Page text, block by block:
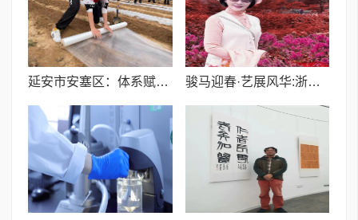
延安市安塞区：体系赋能映初心 志愿服务惠民生 骏马迎春·艺展风华:浙融媒中心邀艺术家送新春祝福,共贺马年祥瑞——金薇冬老师